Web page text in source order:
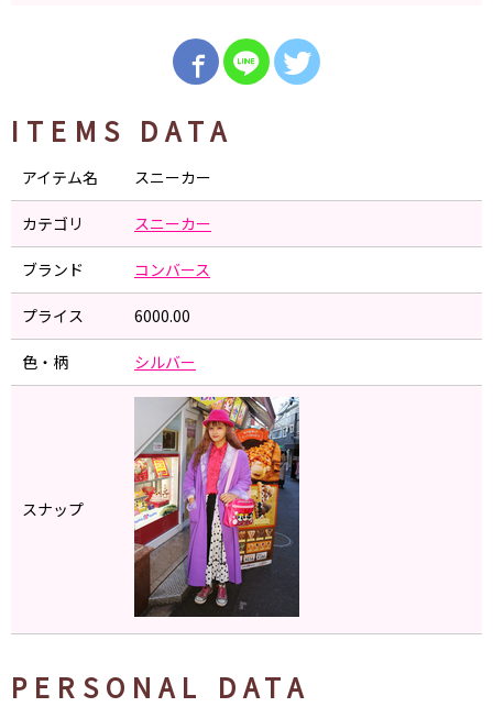
ITEMS DATA
アイテム名 スニーカー
カテゴリ スニーカー
ブランド コンバース
プライス 6000.00
色・柄 シルバー
スナップ
PERSONAL DATA